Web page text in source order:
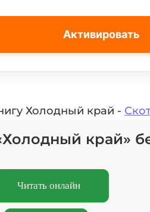
Активировать
Холодный край -
край»
Читать онлайн